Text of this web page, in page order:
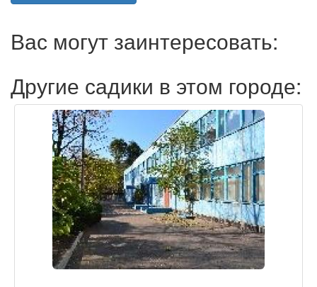
Вас могут заинтересовать:
Другие садики в этом городе: